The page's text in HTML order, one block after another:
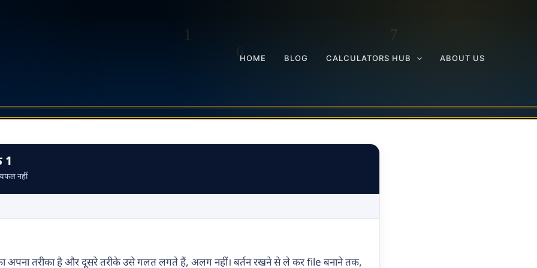
HOME BLOG CALCULATORS HUB ABOUT US
1
नहीं
अपना तरीका है और दूसरे तरीके उसे गलत लगते हैं, अलग नहीं। बर्तन रखने से ले कर file बनाने तक,